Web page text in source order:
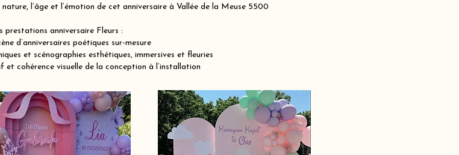
l’âge et l’émotion de cet anniversaire à Vallée de la Meuse 5500
prestations anniversaire Fleurs :
d’anniversaires poétiques sur-mesure
et scénographies esthétiques, immersives et fleuries
cohérence visuelle de la conception à l’installation